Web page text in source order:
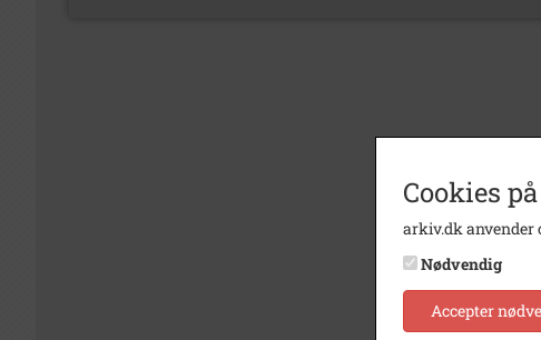
Cookies
arkiv.dk anvender
Nødvendig
Accepter